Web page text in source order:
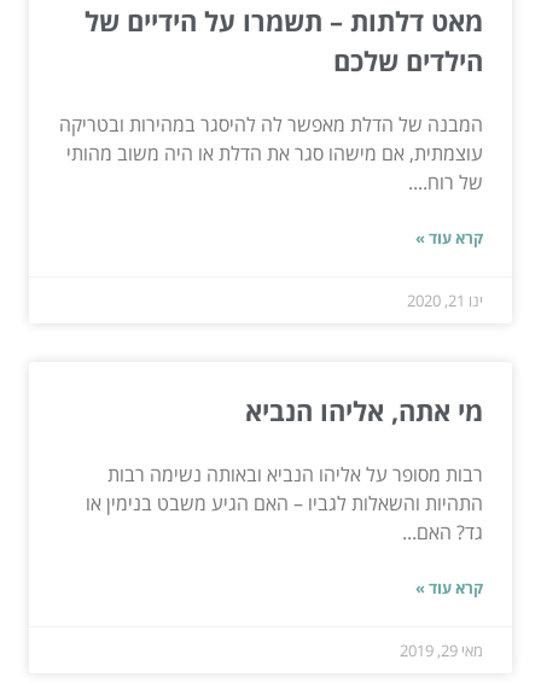
מאט דלתות – תשמרו על הידיים של
הילדים שלכם
המבנה של הדלת מאפשר לה להיסגר במהירות ובטריקה
עוצמתית, אם מישהו סגר את הדלת או היה משוב מהותי
של רוח....
קרא עוד »
ינו 21, 2020
מי אתה, אליהו הנביא
רבות מסופר על אליהו הנביא ובאותה נשימה רבות
התהיות והשאלות לגביו – האם הגיע משבט בנימין או
גד? האם...
קרא עוד »
מאי 29, 2019